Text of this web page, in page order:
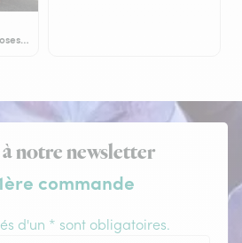
notre newsletter
commande
d'un * sont obligatoires.